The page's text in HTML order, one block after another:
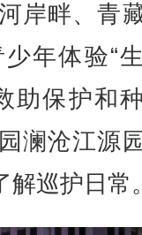
畔、青
年体验“
助保护和
澜沧江源
解巡护日常